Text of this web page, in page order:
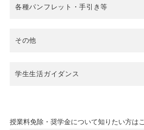
各種パンフレット・手引き等
その他
学生生活ガイダンス
授業料免除・奨学金について知りたい方は